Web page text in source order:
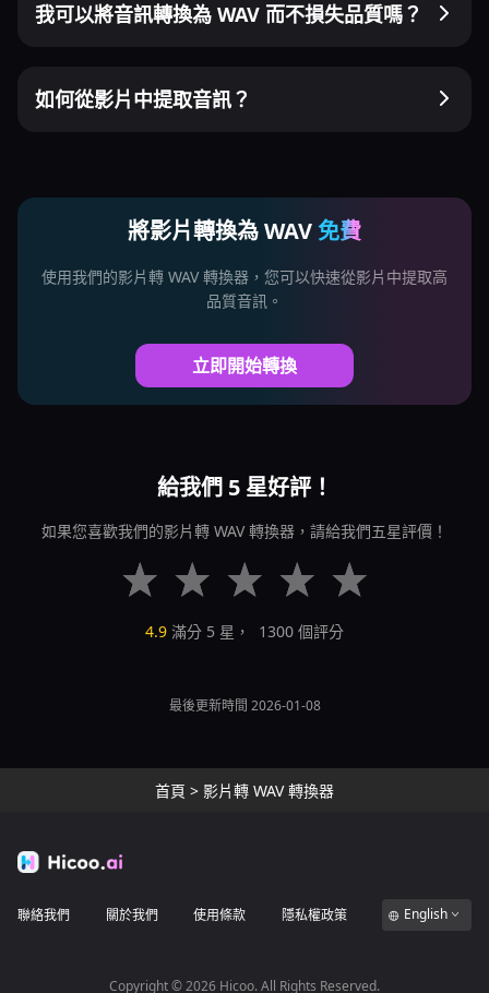
我可以將音訊轉換為 WAV 而不損失品質嗎？
如何從影片中提取音訊？
將影片轉換為 WAV免費
使用我們的影片轉 WAV 轉換器，您可以快速從影片中提取高
品質音訊。
立即開始轉換
給我們 5 星好評！
如果您喜歡我們的影片轉 WAV 轉換器，請給我們五星評價！
4.9 滿分 5 星， 1300 個評分
最後更新時間 2026-01-08
首頁 > 影片轉 WAV 轉換器
聯絡我們 關於我們 使用條款 隱私權政策 English
Copyright ©2026 Hicoo. All Rights Reserved.